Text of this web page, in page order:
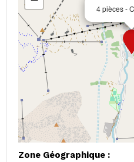
4 pièces -
Zone Géographique :